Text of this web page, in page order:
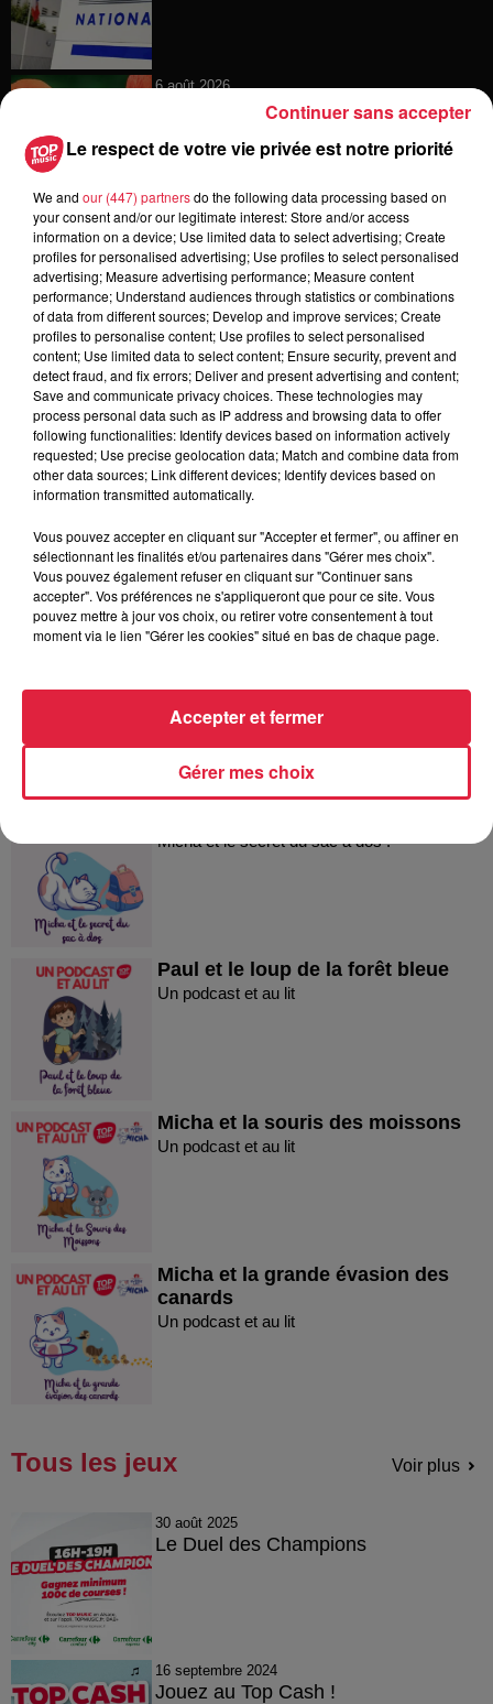
6 août 2026
Au zoo de Mulhouse : rencontre
6 août 2026
Les dernières infos sur la venue du
pape à Metz en septembre
5 août 2026
Europa-Park : des précisons sur
l’après Euro-Mir
Dans la même série
Micha et le concours de dessin
Micha et le secret du sac à dos !
Paul et le loup de la forêt bleue
Un podcast et au lit
Micha et la souris des moissons
Un podcast et au lit
Micha et la grande évasion des
canards
Un podcast et au lit
Tous les jeux Voir plus
30 août 2025
Le Duel des Champions
16 septembre 2024
Jouez au Top Cash !
Le respect de votre vie privée est notre priorité
We and our (447) partnersdo the following data processing based on
your consent and/or our legitimate interest: Store and/or access
information on a device; Use limited data to select advertising; Create
profiles for personalised advertising; Use profiles to select personalised
advertising; Measure advertising performance; Measure content
performance; Understand audiences through statistics or combinations
of data from different sources; Develop and improve services; Create
profiles to personalise content; Use profiles to select personalised
content; Use limited data to select content; Ensure security, prevent and
detect fraud, and fix errors; Deliver and present advertising and content;
Save and communicate privacy choices. These technologies may
process personal data such as IP address and browsing data to offer
following functionalities: Identify devices based on information actively
requested; Use precise geolocation data; Match and combine data from
other data sources; Link different devices; Identify devices based on
information transmitted automatically.
Vous pouvez accepter en cliquant sur "Accepter et fermer", ou affiner en
sélectionnant les finalités et/ou partenaires dans "Gérer mes choix".
Vous pouvez également refuser en cliquant sur "Continuer sans
accepter". Vos préférences ne s'appliqueront que pour ce site. Vous
pouvez mettre à jour vos choix, ou retirer votre consentement à tout
moment via le lien "Gérer les cookies" situé en bas de chaque page.
Gérer mes choix
Accepter et fermer
Continuer sans accepter